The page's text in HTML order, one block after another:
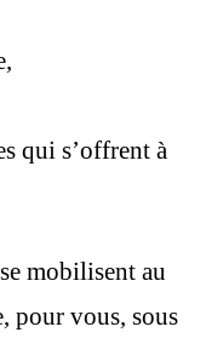
qui s’offrent à
mobilisent au
pour vous, sous